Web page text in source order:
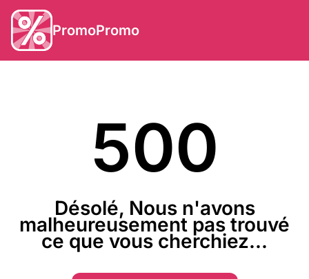
PromoPromo
500
Désolé, Nous n'avons
malheureusement pas trouvé
ce que vous cherchiez...